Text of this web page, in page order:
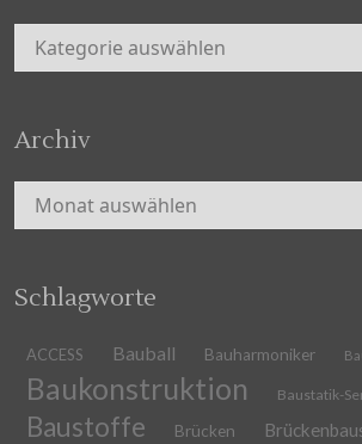
Kategorien
Archiv
Archiv
Schlagworte
ACCESS Bauball Bauharmoniker
Baukonstruktion Baustatik-
Baustoffe Brücken